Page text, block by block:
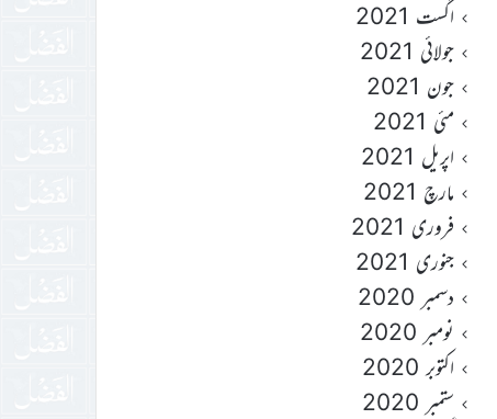
اگست 2021
جولائی 2021
جون 2021
مئی 2021
اپریل 2021
مارچ 2021
فروری 2021
جنوری 2021
دسمبر 2020
نومبر 2020
اکتوبر 2020
ستمبر 2020